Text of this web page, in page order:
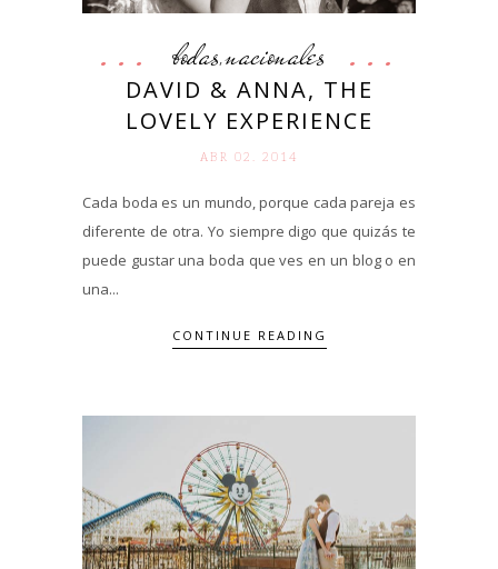
bodas,nacionales
DAVID & ANNA, THE
LOVELY EXPERIENCE
ABR 02. 2014
Cada boda es un mundo, porque cada pareja es
diferente de otra. Yo siempre digo que quizás te
puede gustar una boda que ves en un blog o en
una...
CONTINUE READING